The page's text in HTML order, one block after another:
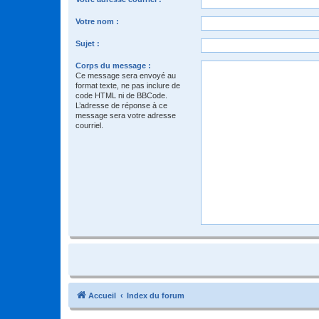
Votre nom :
Sujet :
Corps du message :
Ce message sera envoyé au
format texte, ne pas inclure de
code HTML ni de BBCode.
L’adresse de réponse à ce
message sera votre adresse
courriel.
Accueil Index du forum